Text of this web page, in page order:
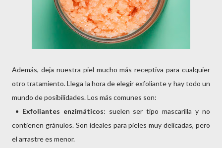
Además, deja nuestra piel mucho más receptiva para cualquier
otro tratamiento. Llega la hora de elegir exfoliante y hay todo un
mundo de posibilidades. Los más comunes son:
• Exfoliantes enzimáticos: suelen ser tipo mascarilla y no
contienen gránulos. Son ideales para pieles muy delicadas, pero
el arrastre es menor.